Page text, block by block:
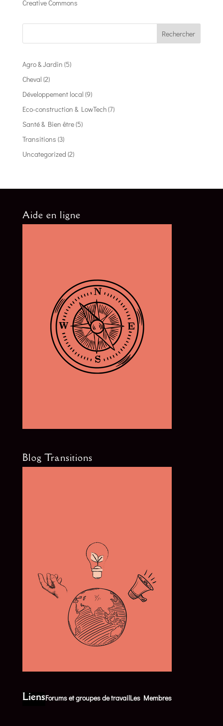
Creative Commons
Rechercher
Agro & Jardin (5)
Cheval (2)
Développement local (9)
Eco-construction & LowTech(7)
Santé & Bien être(5)
Transitions (3)
Uncategorized (2)
Aide en ligne
Blog Transitions
LiensForums et groupes de travailLes Membres